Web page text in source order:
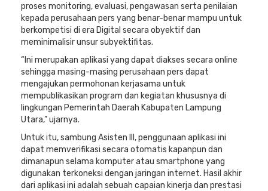
proses monitoring, evaluasi, pengawasan serta penilaian
kepada perusahaan pers yang benar-benar mampu untuk
berkompetisi di era Digital secara obyektif dan
meminimalisir unsur subyektifitas.
“Ini merupakan aplikasi yang dapat diakses secara online
sehingga masing-masing perusahaan pers dapat
mengajukan permohonan kerjasama untuk
mempublikasikan program dan kegiatan khususnya di
lingkungan Pemerintah Daerah Kabupaten Lampung
Utara,” ujarnya.
Untuk itu, sambung Asisten III, penggunaan aplikasi ini
dapat memverifikasi secara otomatis kapanpun dan
dimanapun selama komputer atau smartphone yang
digunakan terkoneksi dengan jaringan internet. Hasil akhir
dari aplikasi ini adalah sebuah capaian kinerja dan prestasi